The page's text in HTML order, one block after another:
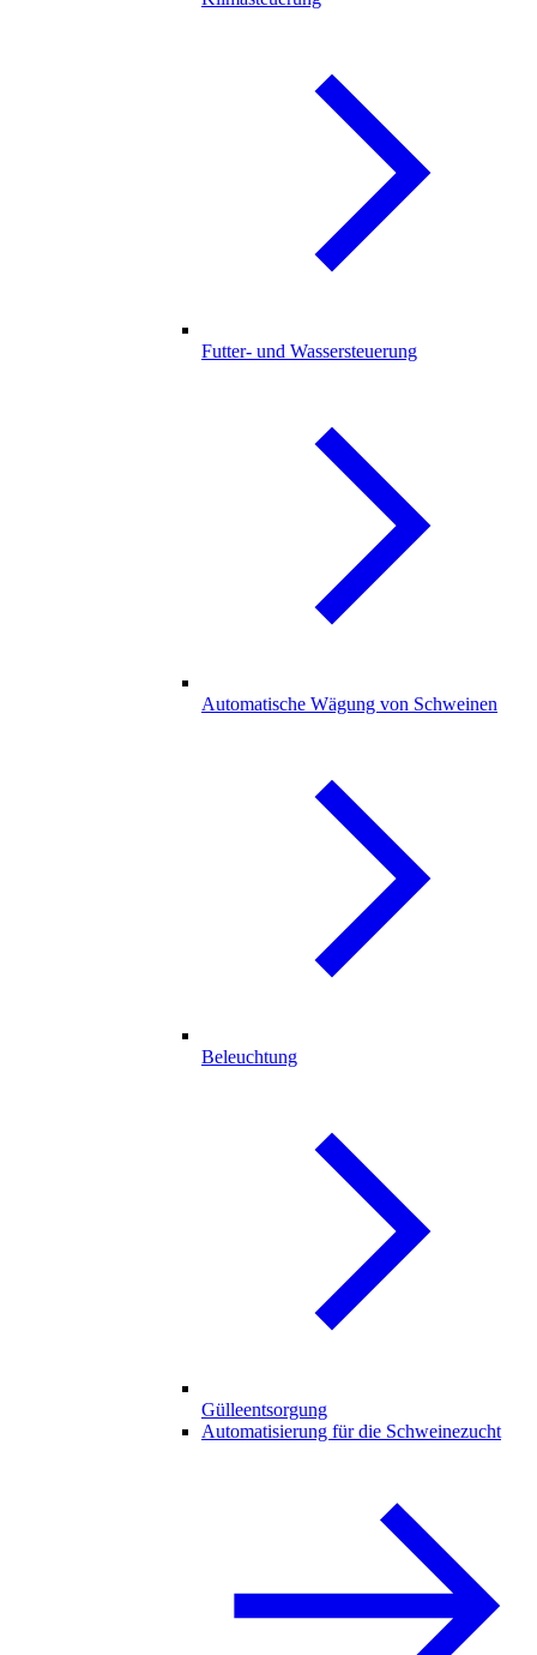
Futter- und Wassersteuerung
Automatische Wägung von Schweinen
Beleuchtung
Gülleentsorgung
Automatisierung für die Schweinezucht